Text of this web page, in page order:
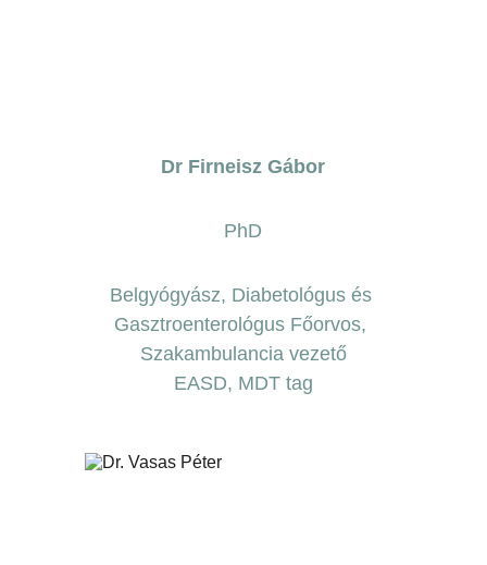
Dr Firneisz Gábor
PhD
Belgyógyász, Diabetológus és
Gasztroenterológus Főorvos,
Szakambulancia vezető
EASD, MDT tag